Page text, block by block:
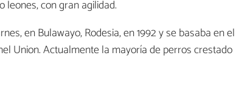
con gran agilidad.
en Bulawayo, Rodesia, en 1992 y se basaba en el
Union. Actualmente la mayoría de perros crestado